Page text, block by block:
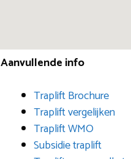
Aanvullende info
Traplift Brochure
Traplift vergelijken
Traplift WMO
Subsidie traplift